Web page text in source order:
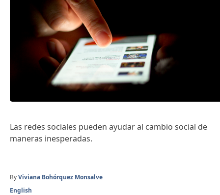
Las redes sociales pueden ayudar al cambio social de
maneras inesperadas.
ByViviana Bohórquez Monsalve
English